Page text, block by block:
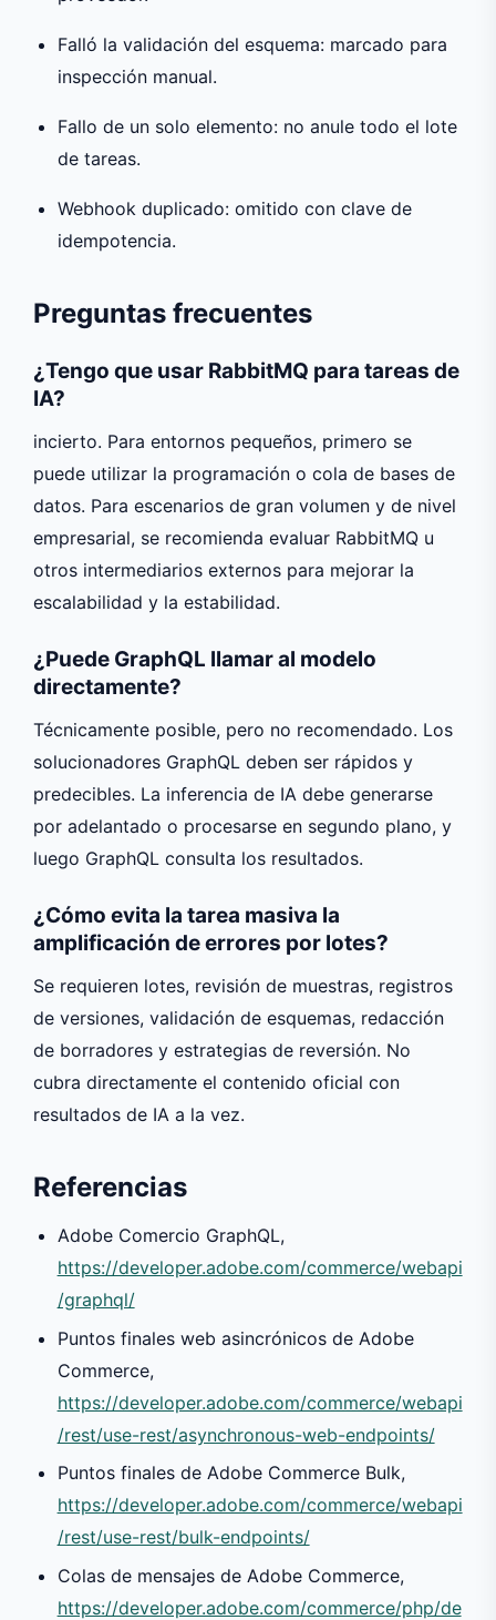
Falló la validación del esquema: marcado para
inspección manual.
Fallo de un solo elemento: no anule todo el lote
de tareas.
Webhook duplicado: omitido con clave de
idempotencia.
Preguntas frecuentes
¿Tengo que usar RabbitMQ para tareas de
IA?
incierto. Para entornos pequeños, primero se
puede utilizar la programación o cola de bases de
datos. Para escenarios de gran volumen y de nivel
empresarial, se recomienda evaluar RabbitMQ u
otros intermediarios externos para mejorar la
escalabilidad y la estabilidad.
¿Puede GraphQL llamar al modelo
directamente?
Técnicamente posible, pero no recomendado. Los
solucionadores GraphQL deben ser rápidos y
predecibles. La inferencia de IA debe generarse
por adelantado o procesarse en segundo plano, y
luego GraphQL consulta los resultados.
¿Cómo evita la tarea masiva la
amplificación de errores por lotes?
Se requieren lotes, revisión de muestras, registros
de versiones, validación de esquemas, redacción
de borradores y estrategias de reversión. No
cubra directamente el contenido oficial con
resultados de IA a la vez.
Referencias
Adobe Comercio GraphQL,
https://developer.adobe.com/commerce/webapi
/graphql/
Puntos finales web asincrónicos de Adobe
Commerce,
https://developer.adobe.com/commerce/webapi
/rest/use-rest/asynchronous-web-endpoints/
Puntos finales de Adobe Commerce Bulk,
https://developer.adobe.com/commerce/webapi
/rest/use-rest/bulk-endpoints/
Colas de mensajes de Adobe Commerce,
https://developer.adobe.com/commerce/php/de